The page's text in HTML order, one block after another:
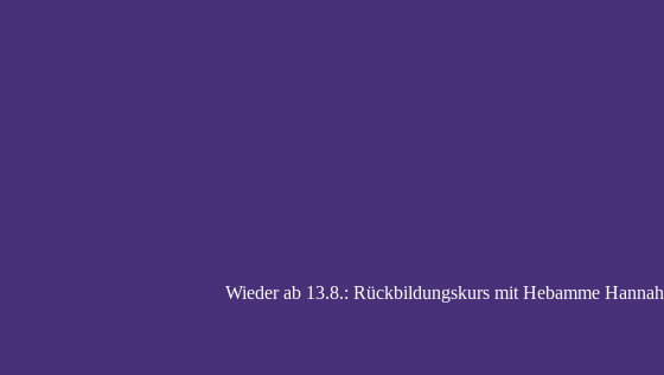
Wieder ab 13.8.: Rückbildungskurs mit Hebamme Hannah